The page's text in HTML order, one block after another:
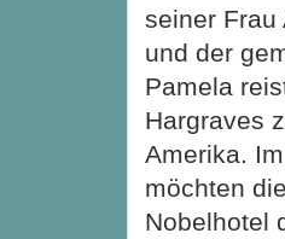
seiner Frau
und der
Pamela
Hargraves
Amerika.
möchten
Nobelhotel